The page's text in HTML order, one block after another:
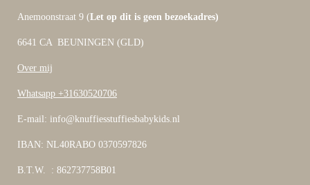
Anemoonstraat 9 (Let op dit is geen bezoekadres)
6641 CA BEUNINGEN (GLD)
Over mij
Whatsapp +31630520706
E-mail: info@knuffiesstuffiesbabykids.nl
IBAN: NL40RABO 0370597826
B.T.W. : 862737758B01